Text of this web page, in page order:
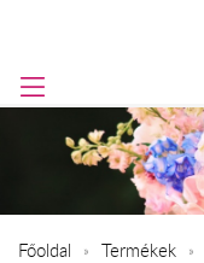
Főoldal Termékek